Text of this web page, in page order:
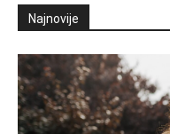
Najnovije